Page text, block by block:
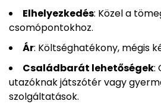
Elhelyezkedés: Közel a
csomópontokhoz.
Ár: Költséghatékony, mégis
Családbarát lehetőségek:
utazóknak játszótér vagy
szolgáltatások.